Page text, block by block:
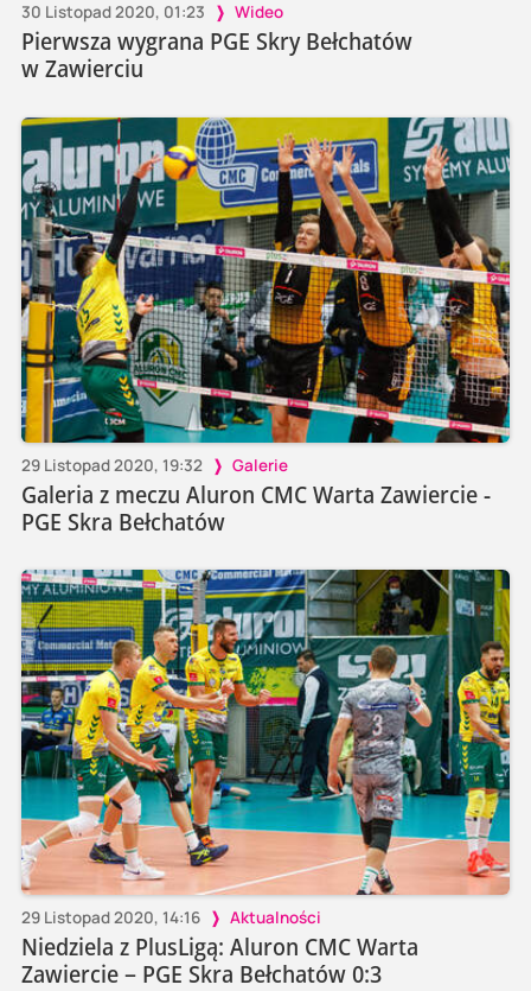
30 Listopad 2020, 01:23 Wideo
Pierwsza wygrana PGE Skry Bełchatów
w Zawierciu
29 Listopad 2020, 19:32 Galerie
Galeria z meczu Aluron CMC Warta Zawiercie -
PGE Skra Bełchatów
29 Listopad 2020, 14:16 Aktualności
Niedziela z PlusLigą: Aluron CMC Warta
Zawiercie – PGE Skra Bełchatów 0:3